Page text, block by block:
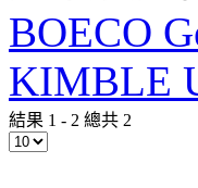
BOECO
KIMBLE
結果 1 - 2 總共 2